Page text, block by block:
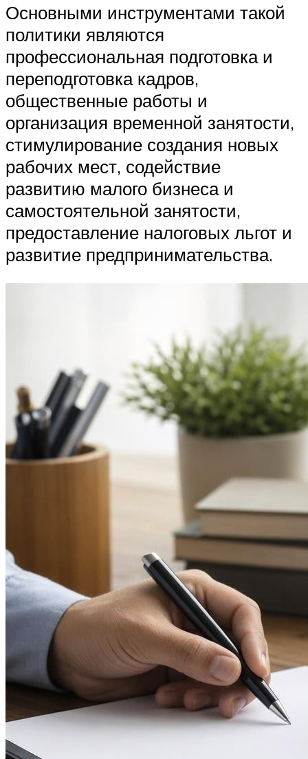
Основными инструментами такой
политики являются
профессиональная подготовка и
переподготовка кадров,
общественные работы и
организация временной занятости,
стимулирование создания новых
рабочих мест, содействие
развитию малого бизнеса и
самостоятельной занятости,
предоставление налоговых льгот и
развитие предпринимательства.